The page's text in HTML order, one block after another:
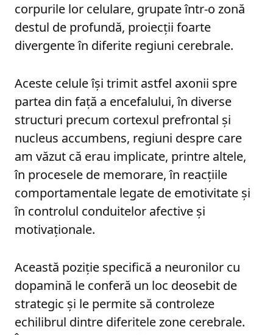
corpurile lor celulare, grupate într-o zonă
destul de profundă, proiecții foarte
divergente în diferite regiuni cerebrale.
Aceste celule își trimit astfel axonii spre
partea din față a encefalului, în diverse
structuri precum cortexul prefrontal și
nucleus accumbens, regiuni despre care
am văzut că erau implicate, printre altele,
în procesele de memorare, în reacțiile
comportamentale legate de emotivitate și
în controlul conduitelor afective și
motivaționale.
Această poziție specifică a neuronilor cu
dopamină le conferă un loc deosebit de
strategic și le permite să controleze
echilibrul dintre diferitele zone cerebrale.